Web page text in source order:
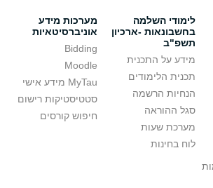
לימודי השלמה
בחשבונאות -ארכיון
תשפ"ב
מידע על התכנית
תכנית הלימודים
הנחיות הרשמה
סגל ההוראה
מערכת שעות
לוח בחינות
מערכות מידע
אוניברסיטאיות
Bidding
Moodle
MyTau מידע אישי
סטטיסטיקות רישום
חיפוש קורסים